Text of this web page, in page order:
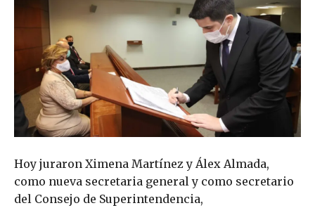
Hoy juraron Ximena Martínez y Álex Almada,
como nueva secretaria general y como secretario
del Consejo de Superintendencia,